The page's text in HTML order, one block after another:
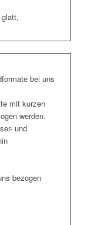
bei uns
mit kurzen
werden.
und
bezogen